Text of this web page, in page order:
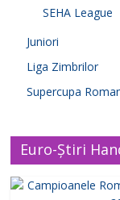
SEHA League
Juniori
Liga Zimbrilor
Supercupa
Euro-Știri